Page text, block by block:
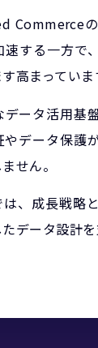
Commerce
する一方で
高まっていま
データ活用基
やデータ保護
せん。
は、成長戦略
データ設計を